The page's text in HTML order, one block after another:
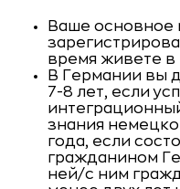
Ваше основное
время живете в
В Германии вы
7-8 лет, если
знания
года, если
гражданином
ней/с ним